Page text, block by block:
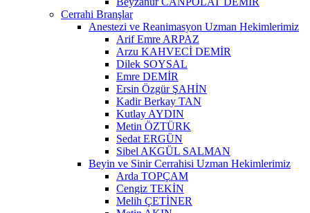
Cerrahi Branşlar
Anestezi ve Reanimasyon Uzman Hekimlerimiz
Arif Emre ARPAZ
Arzu KAHVECİ DEMİR
Dilek SOYSAL
Emre DEMİR
Ersin Özgür ŞAHİN
Kadir Berkay TAN
Kutlay AYDIN
Metin ÖZTÜRK
Sedat ERGÜN
Sibel AKGÜL SALMAN
Beyin ve Sinir Cerrahisi Uzman Hekimlerimiz
Arda TOPÇAM
Cengiz TEKİN
Melih ÇETİNER